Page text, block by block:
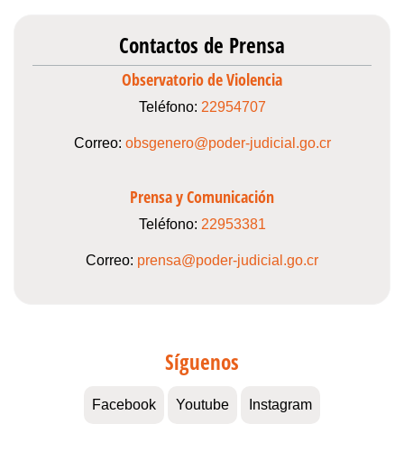
Contactos de Prensa
Observatorio de Violencia
Teléfono: 22954707
Correo: obsgenero@poder-judicial.go.cr
Prensa y Comunicación
Teléfono: 22953381
Correo: prensa@poder-judicial.go.cr
Síguenos
Facebook Youtube Instagram